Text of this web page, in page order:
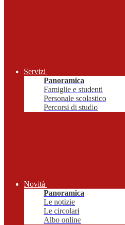
Servizi
Panoramica
Famiglie e studenti
Personale scolastico
Percorsi di studio
Novità
Panoramica
Le notizie
Le circolari
Albo online